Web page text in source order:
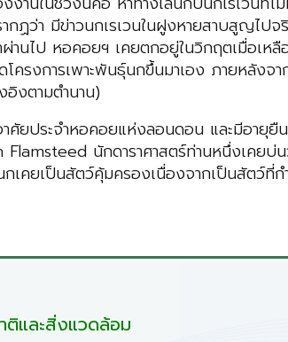
ฏว่า มีข่าวนกเรเวนในฝูงหายสาบสูญไปจ
านไป หอคอยฯ เคยตกอยู่ในวิกฤตเมื่อเ
รงการเพาะพันธุ์นกขึ้นมาเอง ภายหลั
งตามตำนาน)
ศัยประจำหอคอยแห่งลอนดอน และมีอา
นักดาราศาสตร์ท่านหนึ่งเคยบ่
กเคยเป็นสัตว์คุ้มครองเนื่องจากเป็นสัต
ติและสิ่งแวดล้อม